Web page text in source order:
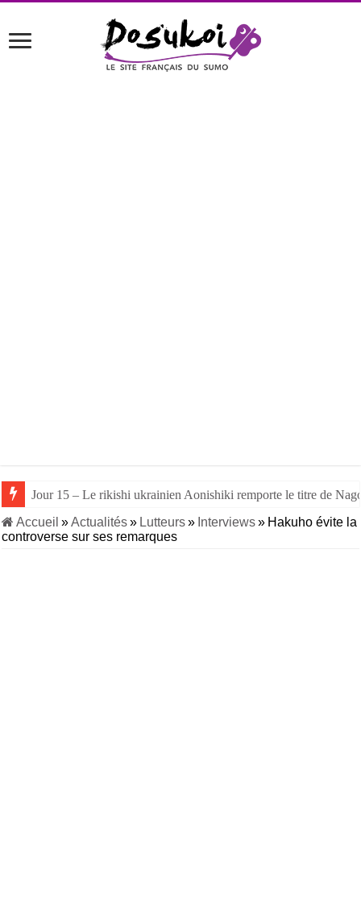
Jour 15 – Le rikishi ukrainien Aonishiki remporte le titre de
Jour 14 – Aonishiki triomphe de Takerufuji et se rapproche du
Accueil »Actualités» Lutteurs» Interviews» Hakuho évite la
controverse sur ses remarques